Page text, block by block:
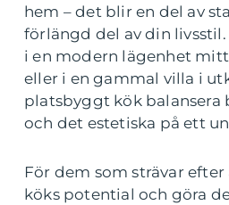
hem – det blir en del av
förlängd del av din
i en modern lägenhet
eller i en gammal villa i
platsbyggt kök balansera
och det estetiska på ett
För dem som strävar
köks potential och göra